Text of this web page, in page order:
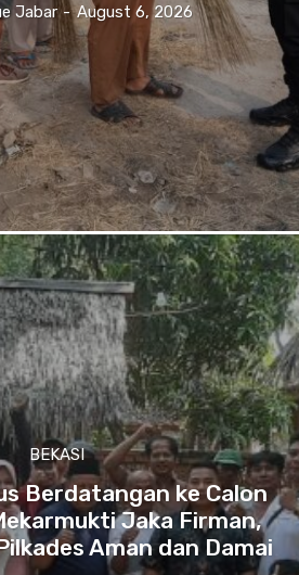
Jabar - August 6, 2026
BEKASI
Berdatangan ke Calon
Jaka Firman,
Aman dan Damai